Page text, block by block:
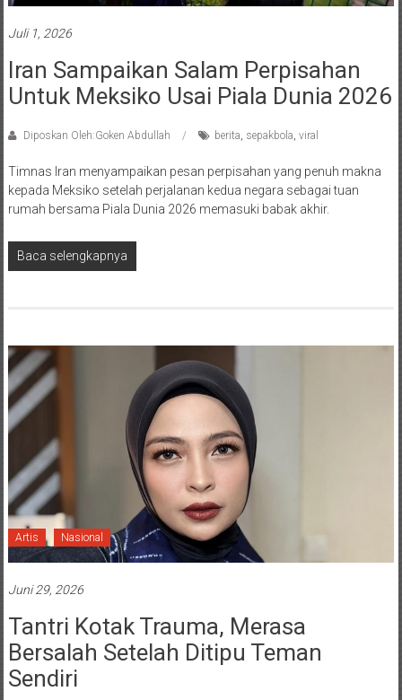
Juli 1, 2026
Iran Sampaikan Salam Perpisahan
Untuk Meksiko Usai Piala Dunia 2026
Diposkan Oleh:Goken Abdullah berita, sepakbola, viral
Timnas Iran menyampaikan pesan perpisahan yang penuh makna
kepada Meksiko setelah perjalanan kedua negara sebagai tuan
rumah bersama Piala Dunia 2026 memasuki babak akhir.
Baca selengkapnya
Artis Nasional
Juni 29, 2026
Tantri Kotak Trauma, Merasa
Bersalah Setelah Ditipu Teman
Sendiri